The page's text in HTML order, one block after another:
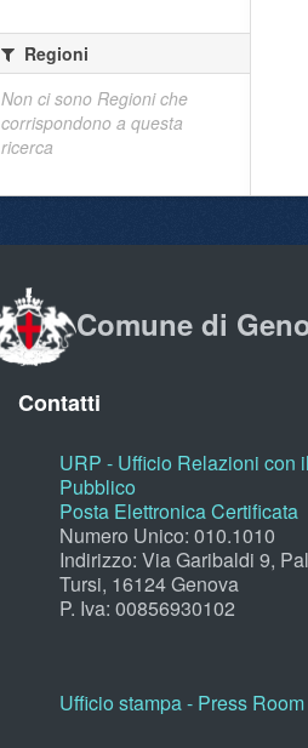
Regioni
Non ci sono Regioni che
corrispondono a questa
ricerca
Comune di
Contatti
URP - Ufficio Relazioni con il
Pubblico
Posta Elettronica Certificata
Numero Unico: 010.1010
Indirizzo: Via Garibaldi 9,
Tursi, 16124 Genova
P. Iva: 00856930102
Ufficio stampa - Press Room